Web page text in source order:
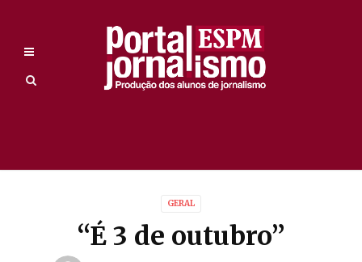
GERAL
“É 3 de outubro”